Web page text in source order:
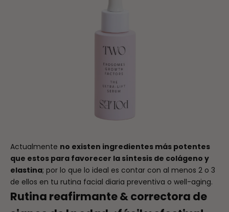
Actualmente no existen ingredientes más potentes
que estos para favorecer la síntesis de colágeno y
elastina; por lo que lo ideal es contar con al menos 2 o 3
de ellos en tu rutina facial diaria preventiva o well-aging.
Rutina reafirmante & correctora de